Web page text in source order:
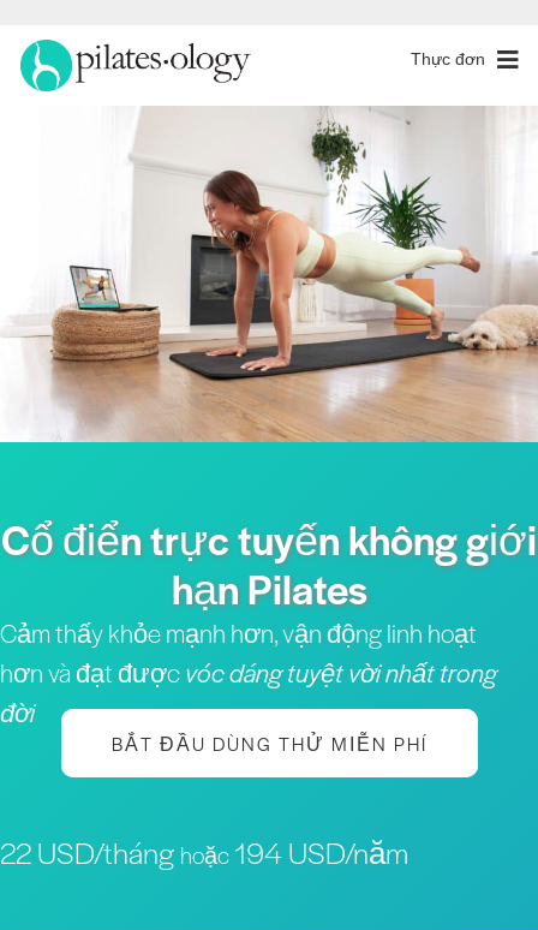
Thực đơn
Cổ điển trực tuyến không giới
hạn Pilates
Cảm thấy khỏe mạnh hơn, vận động linh hoạt
hơn và đạt đượcvóc dáng tuyệt vời nhất trong
đời
BẮT ĐẦU DÙNG THỬ MIỄN PHÍ
22 USD/tháng hoặc194 USD/năm